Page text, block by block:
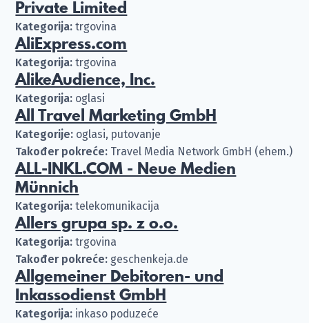
Private Limited
Kategorija: trgovina
AliExpress.com
Kategorija: trgovina
AlikeAudience, Inc.
Kategorija: oglasi
All Travel Marketing GmbH
Kategorije: oglasi, putovanje
Također pokreće: Travel Media Network GmbH (ehem.)
ALL-INKL.COM - Neue Medien
Münnich
Kategorija: telekomunikacija
Allers grupa sp. z o.o.
Kategorija: trgovina
Također pokreće: geschenkeja.de
Allgemeiner Debitoren- und
Inkassodienst GmbH
Kategorija: inkaso poduzeće